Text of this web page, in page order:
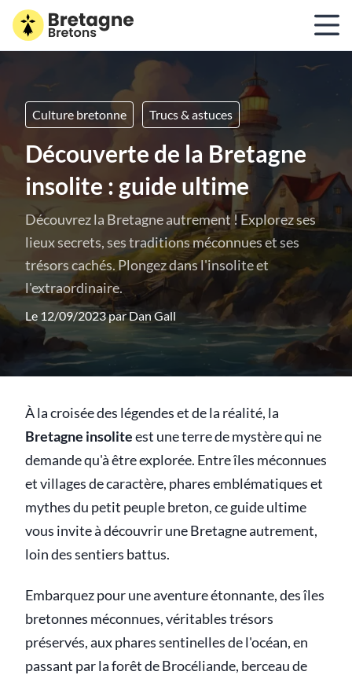
Culture bretonne Trucs & astuces
Découverte de la Bretagne
insolite : guide ultime
Découvrez la Bretagne autrement ! Explorez ses
lieux secrets, ses traditions méconnues et ses
trésors cachés. Plongez dans l'insolite et
l'extraordinaire.
Le 12/09/2023 parDan Gall
À la croisée des légendes et de la réalité, la
Bretagne insoliteest une terre de mystère qui ne
demande qu'à être explorée. Entre îles méconnues
et villages de caractère, phares emblématiques et
mythes du petit peuple breton, ce guide ultime
vous invite à découvrir une Bretagne autrement,
loin des sentiers battus.
Embarquez pour une aventure étonnante, des îles
bretonnes méconnues, véritables trésors
préservés, aux phares sentinelles de l'océan, en
passant par la forêt de Brocéliande, berceau de